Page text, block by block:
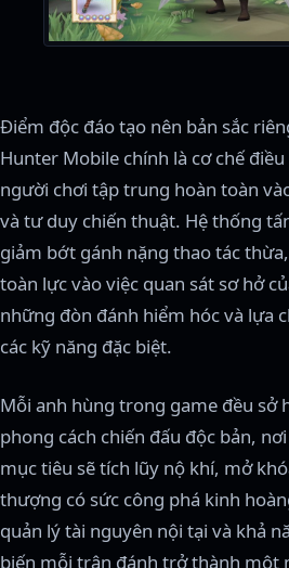
Điểm độc đáo tạo nên bản sắc
Hunter Mobile chính là cơ chế
người chơi tập trung hoàn toàn
và tư duy chiến thuật. Hệ thống
giảm bớt gánh nặng thao tác
toàn lực vào việc quan sát sơ hở
những đòn đánh hiểm hóc và lựa
các kỹ năng đặc biệt.
Mỗi anh hùng trong game đều sở
phong cách chiến đấu độc bản,
mục tiêu sẽ tích lũy nộ khí, mở
thượng có sức công phá kinh
quản lý tài nguyên nội tại và khả
biến mỗi trận đánh trở thành một